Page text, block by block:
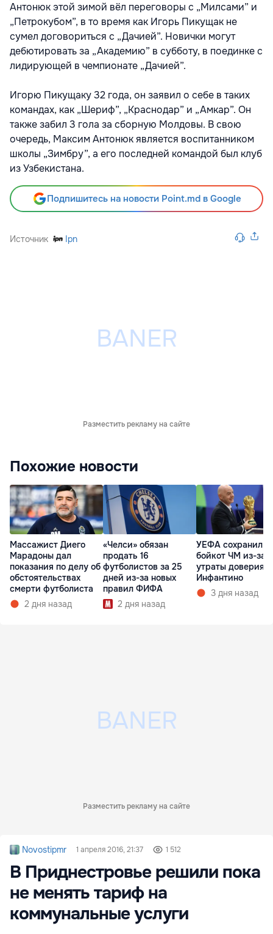
Антонюк этой зимой вёл переговоры с „Милсами” и
„Петрокубом”, в то время как Игорь Пикущак не
сумел договориться с „Дачией”. Новички могут
дебютировать за „Академию” в субботу, в поединке с
лидирующей в чемпионате „Дачией”.
Игорю Пикущаку 32 года, он заявил о себе в таких
командах, как „Шериф”, „Краснодар” и „Амкар”. Он
также забил 3 гола за сборную Молдовы. В свою
очередь, Максим Антонюк является воспитанником
школы „Зимбру”, а его последней командой был клуб
из Узбекистана.
Подпишитесь на новости Point.md в Google
Источник Ipn
Разместить рекламу на сайте
Похожие новости
Массажист Диего
Марадоны дал
показания по делу об
обстоятельствах
смерти футболиста
2 дня назад
«Челси» обязан
продать 16
футболистов за 25
дней из-за новых
правил ФИФА
2 дня назад
УЕФА сохранил
бойкот ЧМ из-за
утраты доверия к
Инфантино
3 дня назад
Разместить рекламу на сайте
Novostipmr 1 апреля 2016, 21:37 1 512
В Приднестровье решили пока
не менять тариф на
коммунальные услуги